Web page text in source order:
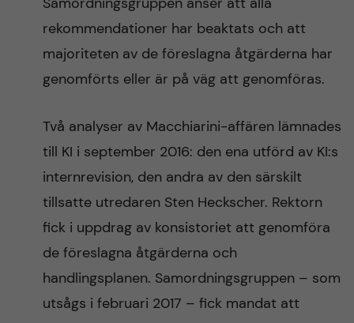
rekommendationer har beaktats och att
majoriteten av de föreslagna åtgärderna har
genomförts eller är på väg att genomföras.
Två analyser av Macchiarini-affären lämnades
till KI i september 2016: den ena utförd av KI:s
internrevision, den andra av den särskilt
tillsatte utredaren Sten Heckscher. Rektorn
fick i uppdrag av konsistoriet att genomföra
de föreslagna åtgärderna och
handlingsplanen. Samordningsgruppen – som
utsågs i februari 2017 – fick mandat att